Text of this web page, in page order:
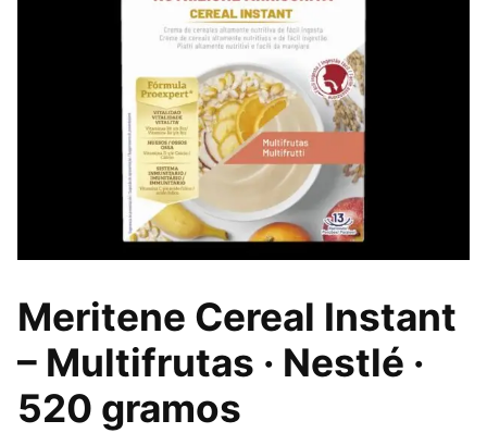
Meritene Cereal Instant
– Multifrutas · Nestlé ·
520 gramos